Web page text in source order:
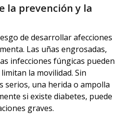
la prevención y la
de desarrollar afecciones
Las uñas engrosadas,
infecciones fúngicas pueden
la movilidad. Sin
serios, una herida o ampolla
si existe diabetes, puede
graves.